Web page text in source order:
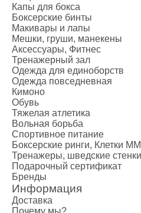
Капы для бокса
Боксерские бинты
Макивары и лапы
Мешки, груши, манекены
Аксессуары, Фитнес
Тренажерный зал
Одежда для единоборств
Одежда повседневная
Кимоно
Обувь
Тяжелая атлетика
Вольная борьба
Спортивное питание
Боксерские ринги, Клетки
Тренажеры, шведские
Подарочный сертификат
Бренды
Информация
Доставка
Почему мы?